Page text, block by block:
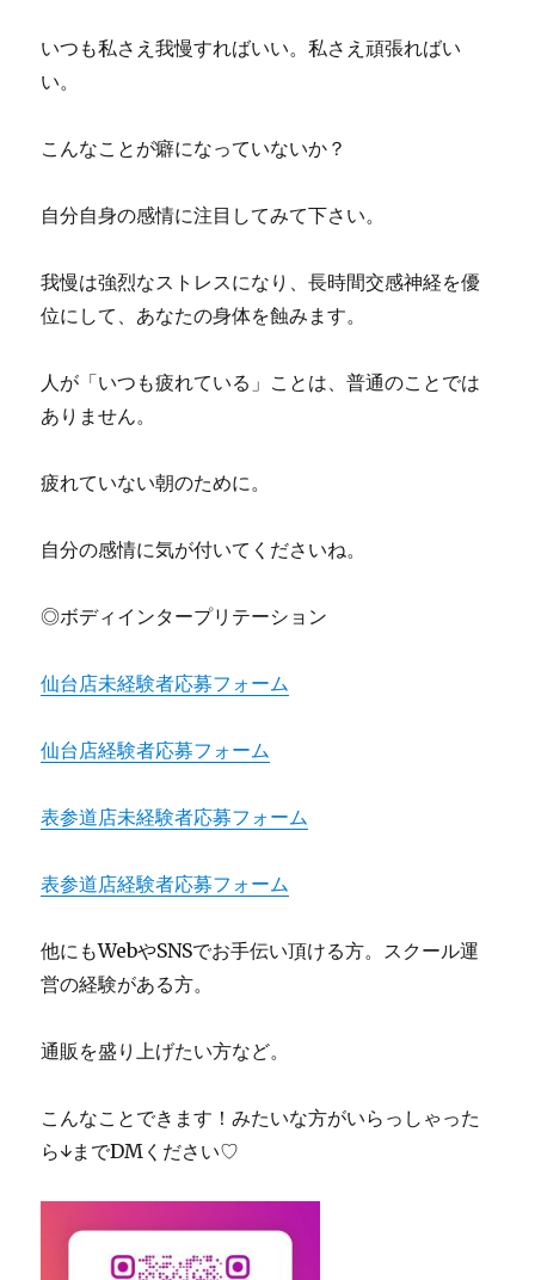
いつも私さえ我慢すればいい。私さえ頑張ればい
い。
こんなことが癖になっていないか？
自分自身の感情に注目してみて下さい。
我慢は強烈なストレスになり、長時間交感神経を優
位にして、あなたの身体を蝕みます。
人が「いつも疲れている」ことは、普通のことでは
ありません。
疲れていない朝のために。
自分の感情に気が付いてくださいね。
◎ボディインタープリテーション
仙台店未経験者応募フォーム
仙台店経験者応募フォーム
表参道店未経験者応募フォーム
表参道店経験者応募フォーム
他にもWebやSNSでお手伝い頂ける方。スクール運
営の経験がある方。
通販を盛り上げたい方など。
こんなことできます！みたいな方がいらっしゃった
ら↓までDMください♡